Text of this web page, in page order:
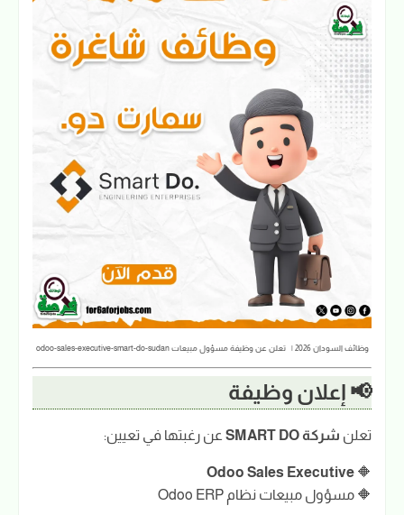
وظائف السودان 2026 | تعلن عن وظيفة مسؤول مبيعات odoo-sales-executive-smart-do-sudan
📢 إعلان وظيفة
تعلن شركة SMART DO عن رغبتها في تعيين:
🔶
Odoo Sales Executive
🔶 مسؤول مبيعات نظام Odoo ERP